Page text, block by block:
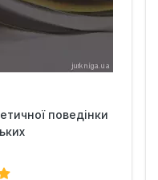
поведінки